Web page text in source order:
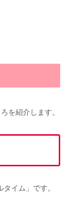
を紹介します。
イム」です。